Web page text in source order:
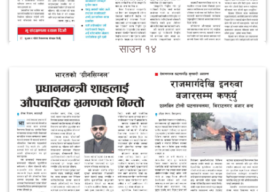
साउन १४